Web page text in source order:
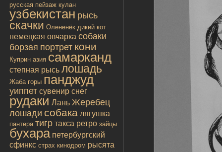
русская пейзаж кулан
узбекистан рысь
скачки Олененёк дикий кот
немецкая овчарка собаки
борзая портрет кони
Куприн азия самарканд
степная рысь лошадь
Жаба горы панджуд
уиппет сувенир снег
рудаки Лань Жеребец
лошади собака лягушка
пантера тигр такса ретро зайцы
бухара петербургский
сфинкс страх кинодром рысята